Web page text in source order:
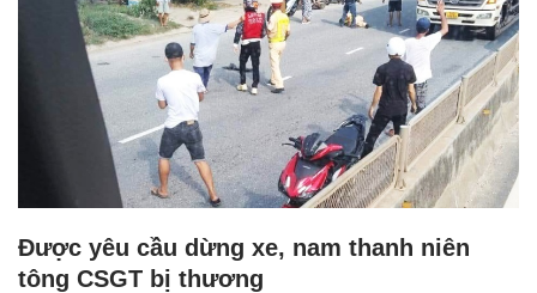
Được yêu cầu dừng xe, nam thanh niên
tông CSGT bị thương